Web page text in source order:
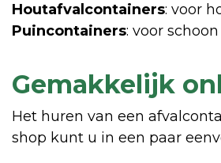
Houtafvalcontainers: voor
Puincontainers: voor
Gemakkelijk
Het huren van een
shop kunt u in een paar